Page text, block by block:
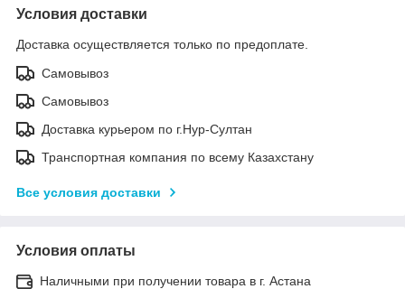
Условия доставки
Доставка осуществляется только по предоплате.
Самовывоз
Самовывоз
Доставка курьером по г.Нур-Султан
Транспортная компания по всему Казахстану
Все условия доставки
Условия оплаты
Наличными при получении товара в г. Астана